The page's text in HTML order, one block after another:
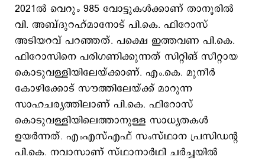
2021ല്‍ വെറും 985 വോട്ടുകള്‍ക്കാണ് താനൂരില്‍
വി. അബ്ദുറഹ്മാനോട് പി.കെ. ഫിറോസ്
അടിയറവ് പറഞ്ഞത്. ‌പക്ഷെ ഇത്തവണ പി.കെ.
ഫിറോസിനെ പരിഗണിക്കുന്നത് സിറ്റിങ് സീറ്റായ
കൊടുവള്ളിയിലേയ്ക്കാണ്. എം.കെ. മുനീര്‍
കോഴിക്കോട് സൗത്തിലേയ്ക്ക് മാറുന്ന
സാഹചര്യത്തിലാണ് പി.കെ. ഫിറോസ്
കൊടുവള്ളിയിലെത്താനുള്ള സാധ്യതകള്‍
ഉയര്‍ന്നത്. എംഎസ്എഫ് സംസ്ഥാന പ്രസി‍ഡന്‍റ
പി.കെ. നവാസാണ് സ്ഥാനാര്‍ഥി ചര്‍ച്ചയില്‍